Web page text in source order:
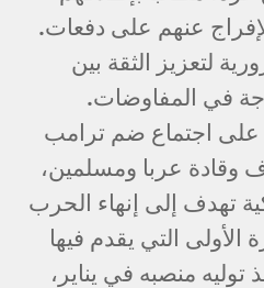
عنهم على دفعات.
لتعزيز الثقة بين
في المفاوضات.
اجتماع ضم ترامب
وقادة عربا ومسلمين،
تهدف إلى إنهاء الحرب
التي يقدم فيها
منصبه في يناير،